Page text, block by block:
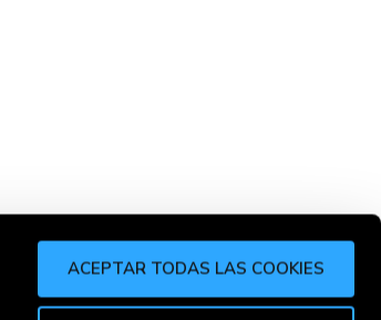
ACEPTAR TODAS LAS COOKIES